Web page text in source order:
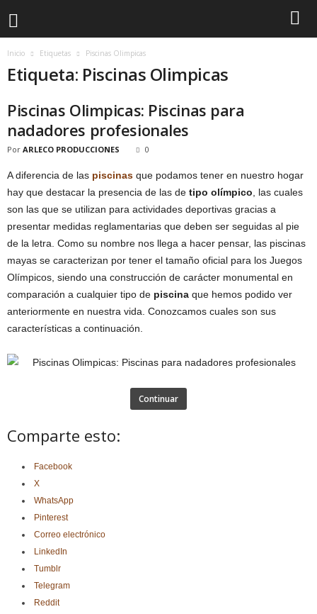
Inicio Etiquetas Piscinas Olimpicas
Etiqueta: Piscinas Olimpicas
Piscinas Olimpicas: Piscinas para
nadadores profesionales
Por ARLECO PRODUCCIONES 0
A diferencia de las piscinas que podamos tener en nuestro hogar
hay que destacar la presencia de las de tipo olímpico , las cuales
son las que se utilizan para actividades deportivas gracias a
presentar medidas reglamentarias que deben ser seguidas al pie
de la letra. Como su nombre nos llega a hacer pensar, las piscinas
mayas se caracterizan por tener el tamaño oficial para los Juegos
Olímpicos, siendo una construcción de carácter monumental en
comparación a cualquier tipo de piscina que hemos podido ver
anteriormente en nuestra vida. Conozcamos cuales son sus
características a continuación.
Continuar
Comparte esto:
Facebook
X
WhatsApp
Pinterest
Correo electrónico
LinkedIn
Tumblr
Telegram
Reddit